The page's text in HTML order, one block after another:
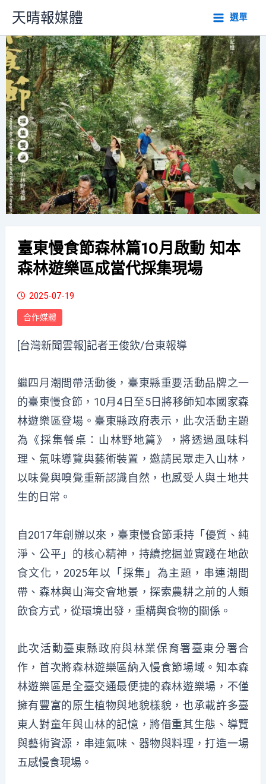
主
要
內
容
天晴報媒體 選單
臺東慢食節森林篇10月啟動 知本
森林遊樂區成當代採集現場
2025-07-19
合作媒體
[台灣新聞雲報]記者王俊欽/台東報導
繼四月潮間帶活動後，臺東縣重要活動品牌之一
的臺東慢食節，10月4日至5日將移師知本國家森
林遊樂區登場。臺東縣政府表示，此次活動主題
為《採集餐桌：山林野地篇》，將透過風味料
理、氣味導覽與藝術裝置，邀請民眾走入山林，
以味覺與嗅覺重新認識自然，也感受人與土地共
生的日常。
自2017年創辦以來，臺東慢食節秉持「優質、純
淨、公平」的核心精神，持續挖掘並實踐在地飲
食文化，2025年以「採集」為主題，串連潮間
帶、森林與山海交會地景，探索農耕之前的人類
飲食方式，從環境出發，重構與食物的關係。
此次活動臺東縣政府與林業保育署臺東分署合
作，首次將森林遊樂區納入慢食節場域。知本森
林遊樂區是全臺交通最便捷的森林遊樂場，不僅
擁有豐富的原生植物與地貌樣貌，也承載許多臺
東人對童年與山林的記憶，將借重其生態、導覽
與藝術資源，串連氣味、器物與料理，打造一場
五感慢食現場。